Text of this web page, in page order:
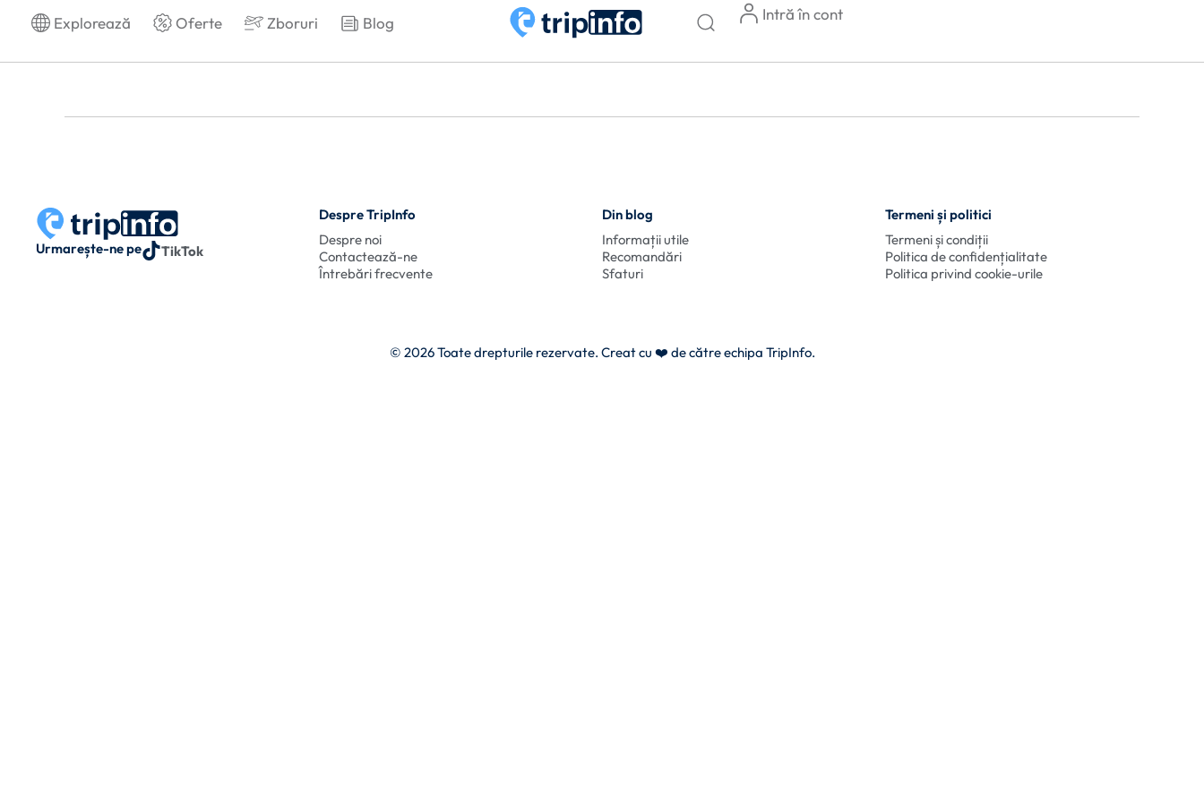
Explorează Oferte Zboruri Blog Intră în cont
Urmarește-ne pe TikTok
Despre TripInfo
Despre noi
Contactează-ne
Întrebări frecvente
Din blog
Informații utile
Recomandări
Sfaturi
Termeni și politici
Termeni și condiții
Politica de confidențialitate
Politica privind cookie-urile
© 2026 Toate drepturile rezervate. Creat cu ❤️ de către echipa TripInfo.